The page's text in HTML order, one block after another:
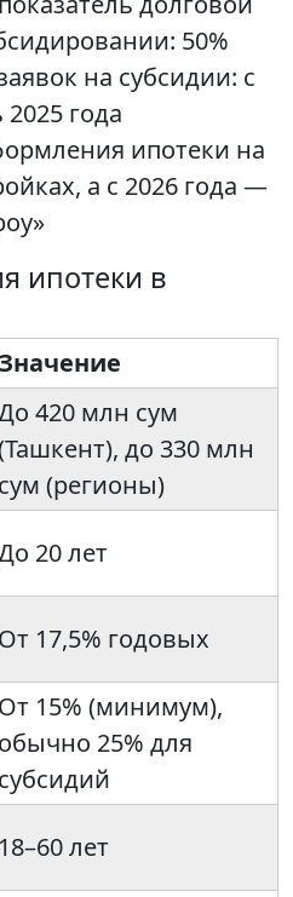
50%
на субсидии: с
года
ипотеки на
а с 2026 года —
ипотеки в
Значение
420 млн сум
до 330 млн
сум (регионы)
20 лет
От 17,5% годовых
От 15% (минимум),
обычно 25% для
субсидий
18–60 лет